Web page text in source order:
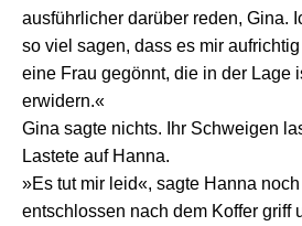
ausführlicher darüber reden, Gina.
so viel sagen, dass es mir
eine Frau gegönnt, die in der Lage
erwidern.«
Gina sagte nichts. Ihr Schweigen
Lastete auf Hanna.
»Es tut mir leid«, sagte Hanna
entschlossen nach dem Koffer griff